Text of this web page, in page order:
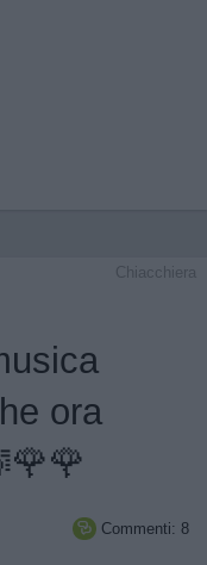
Chiacchiera
ora
 Commenti: 8